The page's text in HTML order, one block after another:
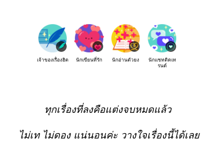
เจ้าของเรื่องฮิต นักเขียนที่รัก นักอ่านตัวยง
นักแชทติดเท
รนด์
ทุกเรื่องที่ลงคือแต่งจบหมดแล้ว
ไม่เท ไม่ดอง แน่นอนค่ะ วางใจเรื่องนี้ได้เลย